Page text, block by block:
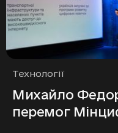
Рубрики
Технології
Михайло
перемог